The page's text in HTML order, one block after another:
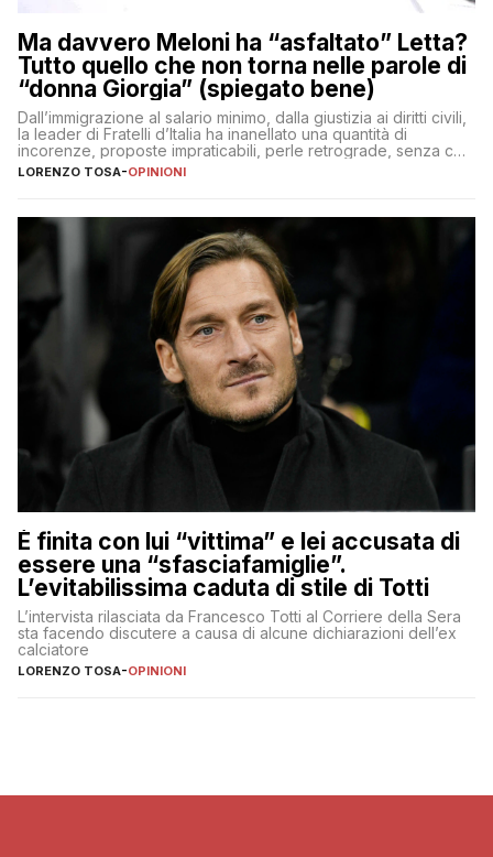
Ma davvero Meloni ha “asfaltato” Letta?
Tutto quello che non torna nelle parole di
“donna Giorgia” (spiegato bene)
Dall’immigrazione al salario minimo, dalla giustizia ai diritti civili,
la leader di Fratelli d’Italia ha inanellato una quantità di
incorenze, proposte impraticabili, perle retrograde, senza che
nessuno – a destra come a sinistra – glielo abbia fatto notare
LORENZO TOSA-OPINIONI
È finita con lui “vittima” e lei accusata di
essere una “sfasciafamiglie”.
L’evitabilissima caduta di stile di Totti
L’intervista rilasciata da Francesco Totti al Corriere della Sera
sta facendo discutere a causa di alcune dichiarazioni dell’ex
calciatore
LORENZO TOSA-OPINIONI